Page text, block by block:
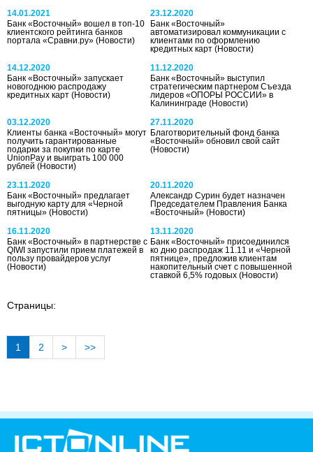
14.01.2021
Банк «Восточный» вошел в топ-10
клиентского рейтинга банков
портала «Сравни.ру» (Новости)
23.12.2020
Банк «Восточный»
автоматизировал коммуникации с
клиентами по оформлению
кредитных карт(Новости)
14.12.2020
Банк «Восточный» запускает
новогоднюю распродажу
кредитных карт (Новости)
11.12.2020
Банк «Восточный» выступил
стратегическим партнером Съезда
лидеров «ОПОРЫ РОССИИ» в
Калининграде(Новости)
03.12.2020
Клиенты банка «Восточный» могут
получить гарантированные
подарки за покупки по карте
UnionPay и выиграть 100 000
рублей (Новости)
27.11.2020
Благотворительный фонд банка
«Восточный» обновил свой сайт
(Новости)
23.11.2020
Банк «Восточный» предлагает
выгодную карту для «Черной
пятницы» (Новости)
20.11.2020
Александр Сурин будет назначен
Председателем Правления Банка
«Восточный»(Новости)
16.11.2020
Банк «Восточный» в партнерстве с
QIWI запустили прием платежей в
пользу провайдеров услуг
(Новости)
13.11.2020
Банк «Восточный» присоединился
ко дню распродаж 11.11 и «Черной
пятнице», предложив клиентам
накопительный счет с повышенной
ставкой 6,5% годовых(Новости)
Страницы:
1 2 > >>